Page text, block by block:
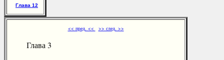
Глава 12
<< пред. << >> след. >>
Глава 3